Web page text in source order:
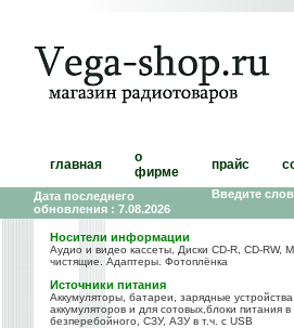
главная
о
фирме
прайс
Дата последнего
обновления : 7.08.2026
Введите
Носители информации
Аудио и видео кассеты, Диски CD-R, CD-RW,
чистящие. Адаптеры. Фотоплёнка
Источники питания
Аккумуляторы, батареи, зарядные
аккумуляторов и для сотовых,блоки питания в
безперебойного, СЗУ, АЗУ в т.ч. с USB